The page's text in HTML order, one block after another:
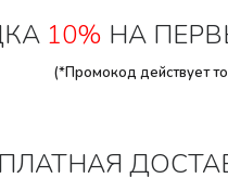
10% НА
(*Промокод действует